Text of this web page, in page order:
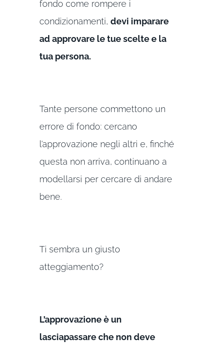
fondo come rompere i
condizionamenti, devi imparare
ad approvare le tue scelte e la
tua persona.
Tante persone commettono un
errore di fondo: cercano
l’approvazione negli altri e, finché
questa non arriva, continuano a
modellarsi per cercare di andare
bene.
Ti sembra un giusto
atteggiamento?
L’approvazione è un
lasciapassare che non deve